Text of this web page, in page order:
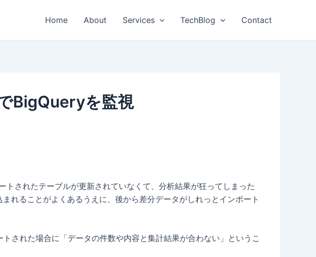
Home About Services TechBlog Contact
BigQueryを監視
されたテーブルが更新されていなくて、分析結果が狂ってしまった
ることがよくあるうえに、後から差分データがしれっとインポート
された場合に「データの件数や内容と集計結果が合わない」というこ